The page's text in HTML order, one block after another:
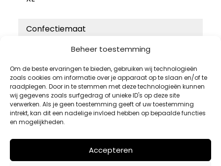
Beheer toestemming
Om de beste ervaringen te bieden, gebruiken wij technologieën
zoals cookies om informatie over je apparaat op te slaan en/of te
raadplegen. Door in te stemmen met deze technologieën kunnen
wij gegevens zoals surfgedrag of unieke ID's op deze site
verwerken. Als je geen toestemming geeft of uw toestemming
intrekt, kan dit een nadelige invloed hebben op bepaalde functies
en mogelijkheden.
Accepteren
Confectiemaat
50
52
54